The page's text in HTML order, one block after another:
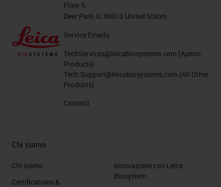
Floor 5
Deer Park, IL 60010 United States
Service Emails:
TechServices@leicabiosystems.com (Aperio
Products)
Tech.Support@leicabiosystems.com (All Other
Products)
Contatti
Chi siamo
Chi siamo
Certifications &
Innovazione con Leica
Biosystem